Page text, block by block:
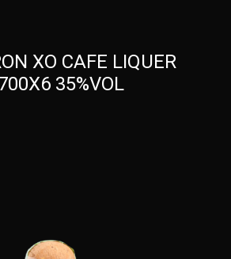
XO CAFE LIQUER
35%VOL